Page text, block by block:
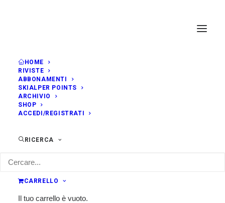
HOME
RIVISTE
ABBONAMENTI
SKIALPER POINTS
ARCHIVIO
SHOP
ACCEDI/REGISTRATI
RICERCA
CARRELLO
Il tuo carrello è vuoto.